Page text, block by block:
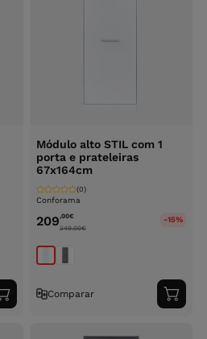
Adicionar
ao
Módulo alto STIL com 1
porta e prateleiras
67x164cm
Conforama
(0)
209,00€
249.00€
-15%
Comparar
ao